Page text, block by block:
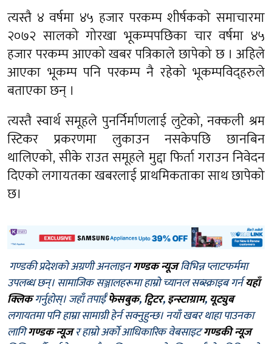
त्यस्तै ४ वर्षमा ४५ हजार परकम्प शीर्षकको समाचारमा
२०७२ सालको गोरखा भूकम्पपछिका चार वर्षमा ४५
हजार परकम्प आएको खबर पत्रिकाले छापेको छ । अहिले
आएका भूकम्प पनि परकम्प नै रहेको भूकम्पविद्हरुले
बताएका छन् ।
त्यस्तै स्वार्थ समूहले पुनर्निर्माणलाई लुटेको, नक्कली श्रम
स्टिकर प्रकरणमा लुकाउन नसकेपछि छानबिन
थालिएको, सीके राउत समूहले मुद्दा फिर्ता गराउन निवेदन
दिएको लगायतका खबरलाई प्राथमिकताका साथ छापेको
छ।
गण्डकी प्रदेशको अग्रणी अनलाइनगण्डक न्यूजविभिन्न प्लाटफर्ममा
उपलब्ध छन्। सामाजिक सञ्जालहरूमा हाम्रो च्यानल सब्स्क्राइब गर्नयहाँ
क्लिकगर्नुहोस्। जहाँ तपाईँफेसबुक,ट्विटर,इन्स्टाग्राम, यूट्युब
लगायतमा पनि हाम्रा सामाग्री हेर्न सक्नुहुन्छ। नयाँ खबर थाहा पाउनका
लागिगण्डक न्यूजर हाम्रो अर्को आधिकारिक वेबसाइटगण्डकी न्यूज